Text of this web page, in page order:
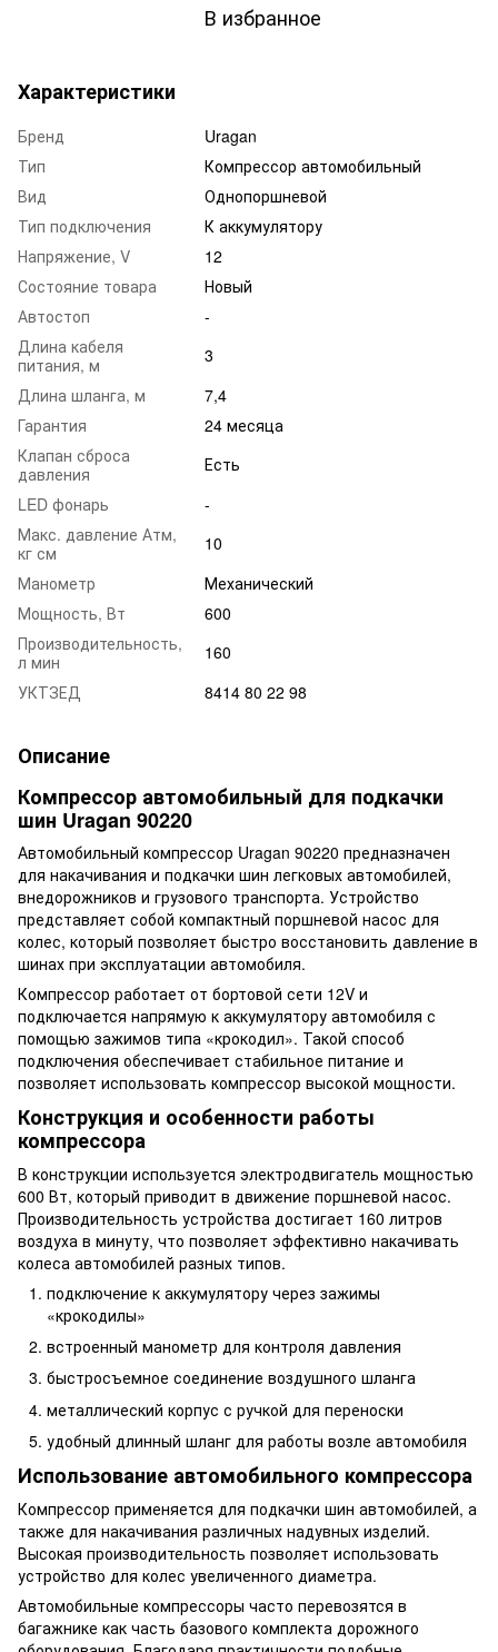
В избранное
Характеристики
Бренд
Uragan
Тип
Компрессор автомобильный
Вид
Однопоршневой
Тип подключения
К аккумулятору
Напряжение, V
12
Состояние товара
Новый
Автостоп
-
Длина кабеля
питания, м
3
Длина шланга, м
7,4
Гарантия
24 месяца
Клапан сброса
давления
Есть
LED фонарь
-
Макс. давление Атм,
кг см
10
Манометр
Механический
Мощность, Вт
600
Производительность,
л мин
160
УКТЗЕД
8414 80 22 98
Описание
Компрессор автомобильный для подкачки
шин Uragan 90220
Автомобильный компрессор Uragan 90220 предназначен
для накачивания и подкачки шин легковых автомобилей,
внедорожников и грузового транспорта. Устройство
представляет собой компактный поршневой насос для
колес, который позволяет быстро восстановить давление в
шинах при эксплуатации автомобиля.
Компрессор работает от бортовой сети 12V и
подключается напрямую к аккумулятору автомобиля с
помощью зажимов типа «крокодил». Такой способ
подключения обеспечивает стабильное питание и
позволяет использовать компрессор высокой мощности.
Конструкция и особенности работы
компрессора
В конструкции используется электродвигатель мощностью
600 Вт, который приводит в движение поршневой насос.
Производительность устройства достигает 160 литров
воздуха в минуту, что позволяет эффективно накачивать
колеса автомобилей разных типов.
подключение к аккумулятору через зажимы
«крокодилы»
встроенный манометр для контроля давления
быстросъемное соединение воздушного шланга
металлический корпус с ручкой для переноски
удобный длинный шланг для работы возле автомобиля
Использование автомобильного компрессора
Компрессор применяется для подкачки шин автомобилей, а
также для накачивания различных надувных изделий.
Высокая производительность позволяет использовать
устройство для колес увеличенного диаметра.
Автомобильные компрессоры часто перевозятся в
багажнике как часть базового комплекта дорожного